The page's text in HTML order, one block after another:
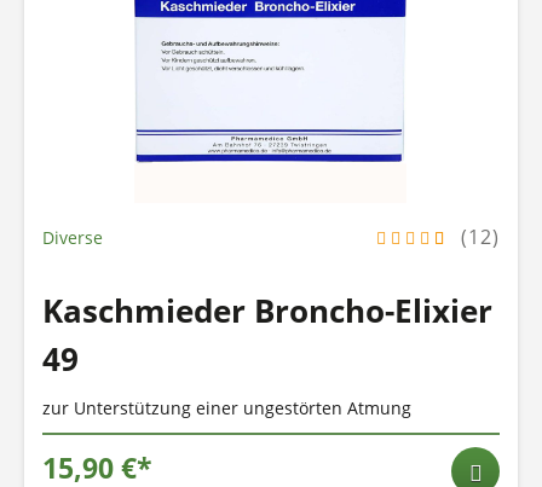
Diverse (12)
Kaschmieder Broncho-Elixier
49
zur Unterstützung einer ungestörten Atmung
15,90 €*